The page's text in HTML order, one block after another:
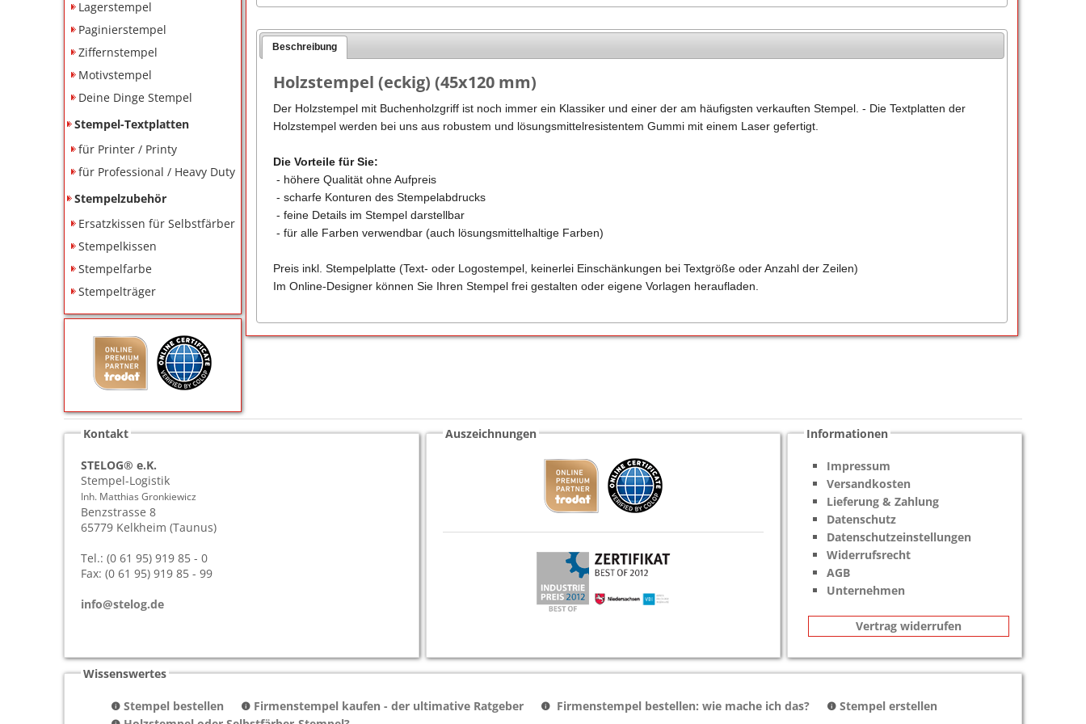
Lehrerstempel
Kinderstempel
Lagerstempel
Paginierstempel
Ziffernstempel
Motivstempel
Deine Dinge Stempel
Stempel-Textplatten
für Printer / Printy
für Professional / Heavy Duty
Stempelzubehör
Ersatzkissen für Selbstfärber
Stempelkissen
Stempelfarbe
Stempelträger
Beschreibung
Holzstempel (eckig) (45x120 mm)
Der Holzstempel mit Buchenholzgriff ist noch immer ein Klassiker und einer der am häufigsten verkauften Stempel. - Die Textplatten der
Holzstempel werden bei uns aus robustem und lösungsmittelresistentem Gummi mit einem Laser gefertigt.
Die Vorteile für Sie:
- höhere Qualität ohne Aufpreis
- scharfe Konturen des Stempelabdrucks
- feine Details im Stempel darstellbar
- für alle Farben verwendbar (auch lösungsmittelhaltige Farben)
Preis inkl. Stempelplatte (Text- oder Logostempel, keinerlei Einschänkungen bei Textgröße oder Anzahl der Zeilen)
Im Online-Designer können Sie Ihren Stempel frei gestalten oder eigene Vorlagen heraufladen.
Kontakt
STELOG® e.K.
Stempel-Logistik
Inh. Matthias Gronkiewicz
Benzstrasse 8
65779 Kelkheim (Taunus)
Tel.: (0 61 95) 919 85 - 0
Fax: (0 61 95) 919 85 - 99
info@stelog.de
Auszeichnungen Informationen
Impressum
Versandkosten
Lieferung & Zahlung
Datenschutz
Datenschutzeinstellungen
Widerrufsrecht
AGB
Unternehmen
Vertrag widerrufen
Wissenswertes
Stempel bestellen Firmenstempel kaufen - der ultimative Ratgeber Firmenstempel bestellen: wie mache ich das?
Stempel erstellen